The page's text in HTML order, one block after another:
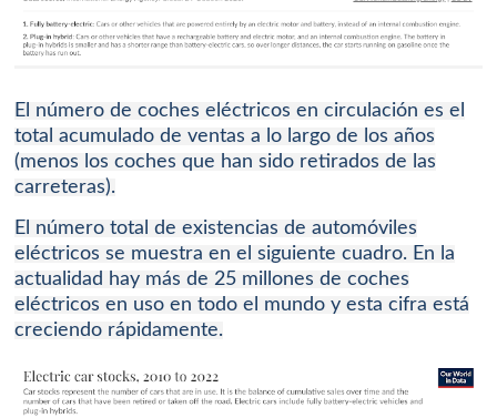
El número de coches eléctricos en circulación es el
total acumulado de ventas a lo largo de los años
(menos los coches que han sido retirados de las
carreteras).
El número total de existencias de automóviles
eléctricos se muestra en el siguiente cuadro. En la
actualidad hay más de 25 millones de coches
eléctricos en uso en todo el mundo y esta cifra está
creciendo rápidamente.